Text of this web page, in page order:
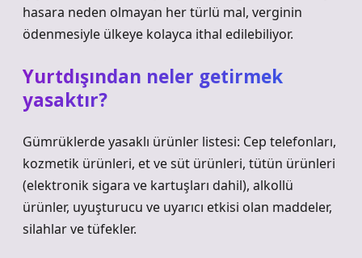
hasara neden olmayan her türlü mal, verginin
ödenmesiyle ülkeye kolayca ithal edilebiliyor.
Yurtdışından neler getirmek
yasaktır?
Gümrüklerde yasaklı ürünler listesi: Cep telefonları,
kozmetik ürünleri, et ve süt ürünleri, tütün ürünleri
(elektronik sigara ve kartuşları dahil), alkollü
ürünler, uyuşturucu ve uyarıcı etkisi olan maddeler,
silahlar ve tüfekler.